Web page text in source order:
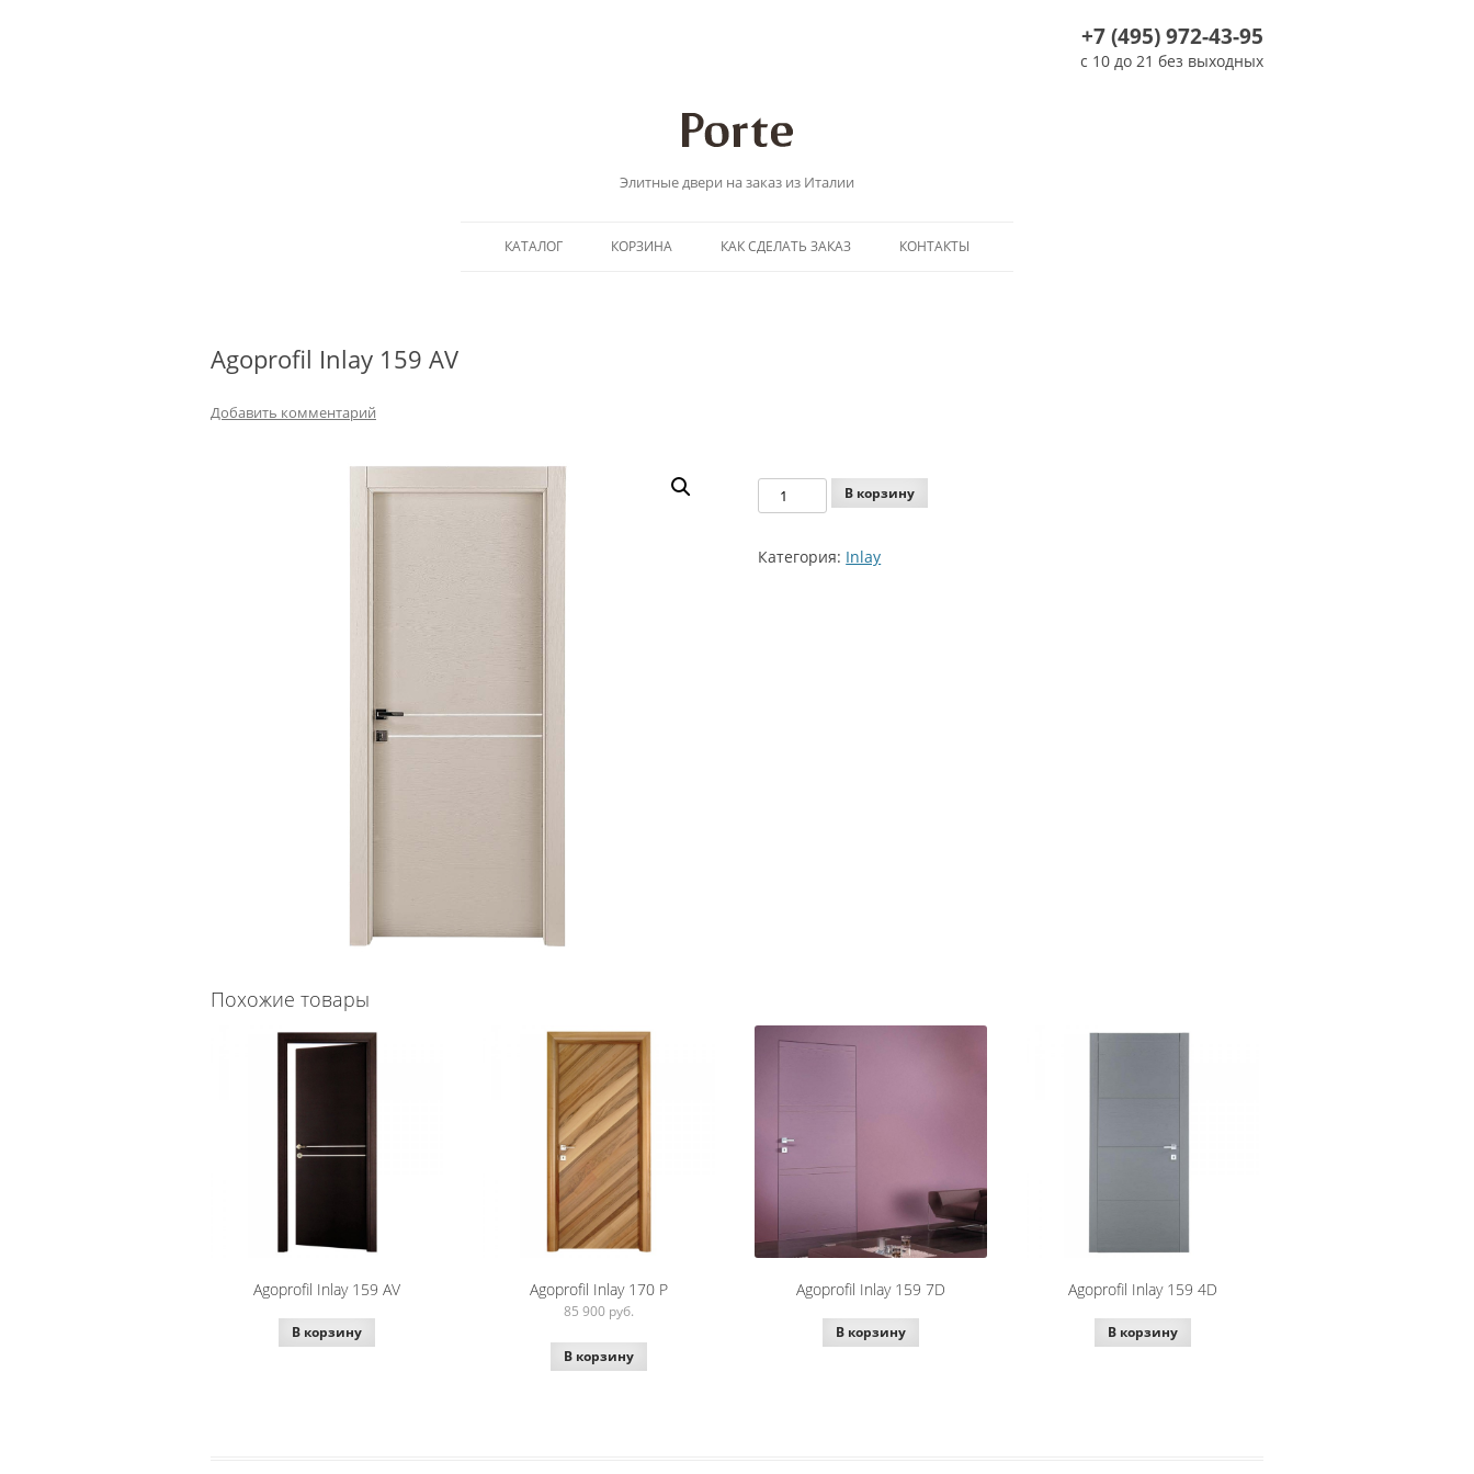
+7 (495) 972-43-95
с 10 до 21 без выходных
Элитные двери на заказ из Италии
к
КАТАЛОГ КОРЗИНА КАК СДЕЛАТЬ ЗАКАЗ КОНТАКТЫ
Agoprofil Inlay 159 AV
Добавить комментарий
Количество
Agoprofil
159
В корзину
Категория: Inlay
Похожие товары
Agoprofil Inlay 159 AV
В корзину
Agoprofil Inlay 170 P
85 900 руб.
В корзину
Agoprofil Inlay 159 7D
В корзину
Agoprofil Inlay 159 4D
В корзину